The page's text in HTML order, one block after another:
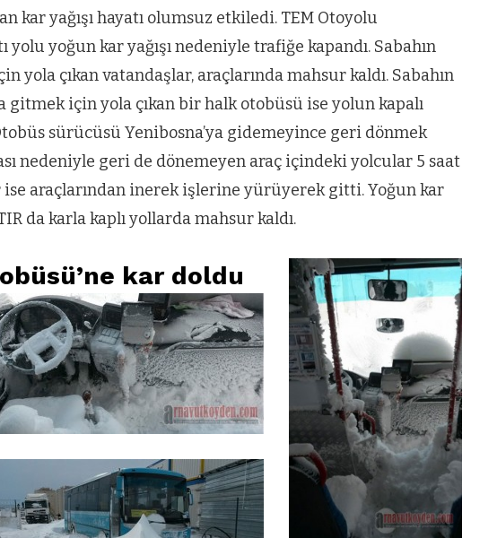
kar yağışı hayatı olumsuz etkiledi. TEM Otoyolu
yoğun kar yağışı nedeniyle trafiğe kapandı. Sabahın
yola çıkan vatandaşlar, araçlarında mahsur kaldı. Sabahın
gitmek için yola çıkan bir halk otobüsü ise yolun kapalı
sürücüsü Yenibosna’ya gidemeyince geri dönmek
nedeniyle geri de dönemeyen araç içindeki yolcular 5 saat
ise araçlarından inerek işlerine yürüyerek gitti. Yoğun kar
da karla kaplı yollarda mahsur kaldı.
kar doldu